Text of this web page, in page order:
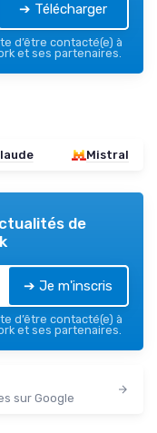
➔ Télécharger
d’être contacté(e) à
et ses partenaires.
Mistral
de
➔ Je m'inscris
d’être contacté(e) à
et ses partenaires.
sur Google